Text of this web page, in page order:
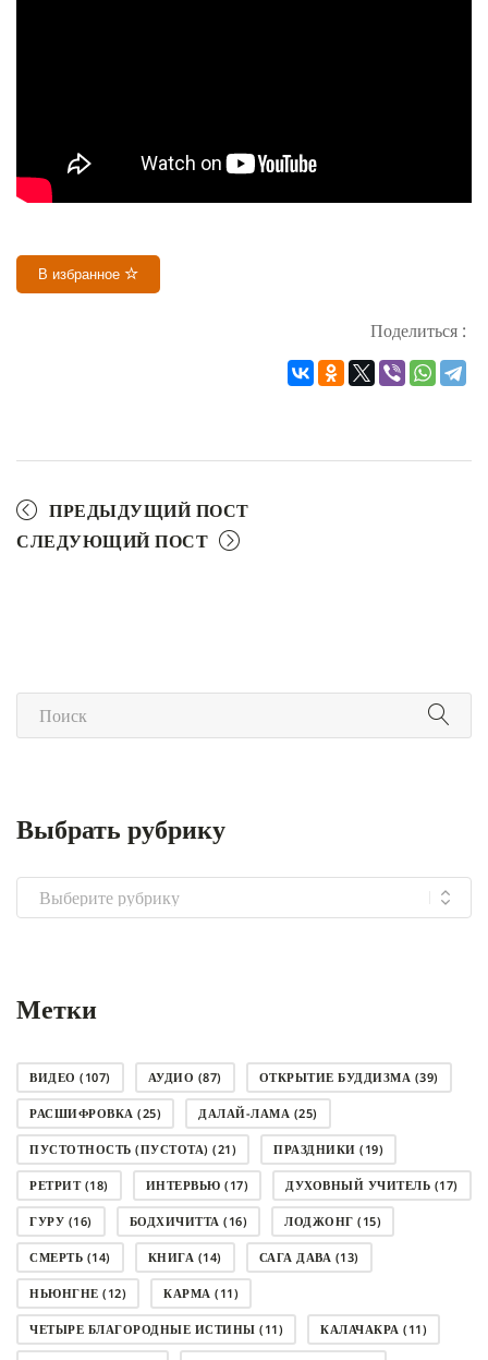
В избранное
Поделиться :
ПРЕДЫДУЩИЙ ПОСТ
СЛЕДУЮЩИЙ ПОСТ
Выбрать рубрику
Выбрать
рубрику
Метки
ВИДЕО (107) АУДИО (87) ОТКРЫТИЕ БУДДИЗМА (39)
РАСШИФРОВКА (25) ДАЛАЙ-ЛАМА (25)
ПУСТОТНОСТЬ (ПУСТОТА) (21) ПРАЗДНИКИ (19)
РЕТРИТ(18) ИНТЕРВЬЮ (17) ДУХОВНЫЙ УЧИТЕЛЬ (17)
ГУРУ (16) БОДХИЧИТТА (16) ЛОДЖОНГ (15)
СМЕРТЬ (14) КНИГА (14) САГА ДАВА (13)
НЬЮНГНЕ (12) КАРМА (11)
ЧЕТЫРЕ БЛАГОРОДНЫЕ ИСТИНЫ (11) КАЛАЧАКРА (11)